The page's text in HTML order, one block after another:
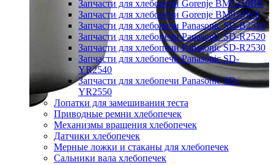
Запчасти для хлебопечи Gorenje BM1210BK
Запчасти для хлебопечи Gorenje BM910WII
Запчасти для хлебопечи Panasonic SD-B2510
Запчасти для хлебопечи Panasonic SD-R2520
Запчасти для хлебопечи Panasonic SD-R2530
Запчасти для хлебопечи Panasonic SD-
YR2540
Запчасти для хлебопечи Panasonic SD-
YR2550
Лопатки для замешивания теста
Приводные ремни хлебопечек
Механизмы вращения хлебопечек
Датчики хлебопечек
Мерные ложки и стаканы для хлебопечек
Сальники вала хлебопечек